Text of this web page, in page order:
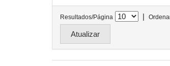
Resultados/Página |